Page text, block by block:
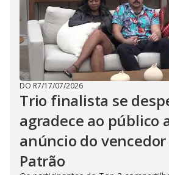
DO R7/17/07/2026
Trio finalista se
agradece ao público
anúncio do vencedor
Patrão